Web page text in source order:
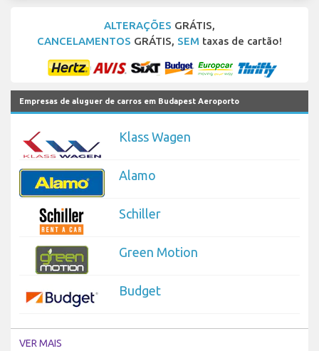
ALTERAÇÕES GRÁTIS,
CANCELAMENTOS GRÁTIS, SEM taxas de cartão!
Empresas de aluguer de carros em Budapest Aeroporto
Klass Wagen
Alamo
Schiller
Green Motion
Budget
VER MAIS